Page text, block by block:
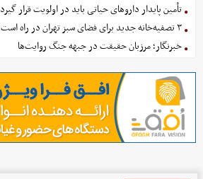
تأمین پایدار داروهای حیاتی باید در اولویت قرار گیرد
۳ تصفیه‌خانه جدید برای فضای سبز تهران در راه است
خبرنگار؛ مرزبان حقیقت در جبهه جنگ روایت‌ها